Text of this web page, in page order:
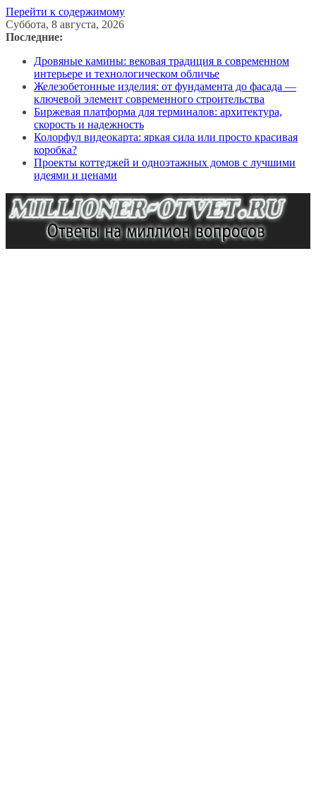
Перейти к содержимому
Суббота, 8 августа, 2026
Последние:
Дровяные камины: вековая традиция в современном
интерьере и технологическом обличье
Железобетонные изделия: от фундамента до фасада —
ключевой элемент современного строительства
Биржевая платформа для терминалов: архитектура,
скорость и надежность
Колорфул видеокарта: яркая сила или просто красивая
коробка?
Проекты коттеджей и одноэтажных домов с лучшими
идеями и ценами